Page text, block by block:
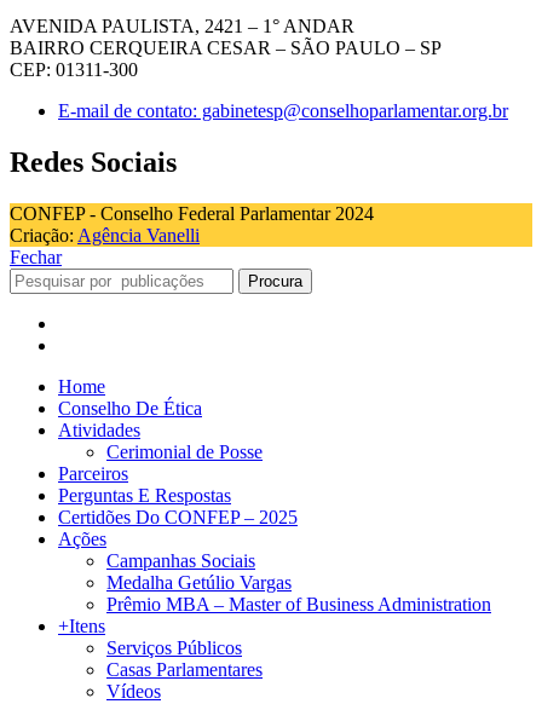
AVENIDA PAULISTA, 2421 – 1° ANDAR
BAIRRO CERQUEIRA CESAR – SÃO PAULO – SP
CEP: 01311-300
E-mail de contato: gabinetesp@conselhoparlamentar.org.br
Redes Sociais
CONFEP - Conselho Federal Parlamentar 2024
Criação: Agência Vanelli
Fechar
Procura
Home
Conselho De Ética
Atividades
Cerimonial de Posse
Parceiros
Perguntas E Respostas
Certidões Do CONFEP – 2025
Ações
Campanhas Sociais
Medalha Getúlio Vargas
Prêmio MBA – Master of Business Administration
+Itens
Serviços Públicos
Casas Parlamentares
Vídeos